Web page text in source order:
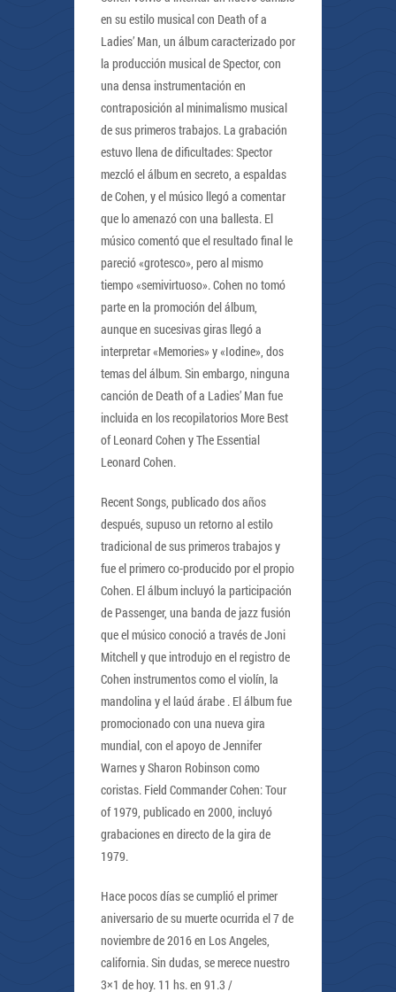
en su estilo musical con Death of a
Ladies’ Man, un álbum caracterizado por
la producción musical de Spector, con
una densa instrumentación en
contraposición al minimalismo musical
de sus primeros trabajos. La grabación
estuvo llena de dificultades: Spector
mezcló el álbum en secreto, a espaldas
de Cohen, y el músico llegó a comentar
que lo amenazó con una ballesta. El
músico comentó que el resultado final le
pareció «grotesco», pero al mismo
tiempo «semivirtuoso». Cohen no tomó
parte en la promoción del álbum,
aunque en sucesivas giras llegó a
interpretar «Memories» y «Iodine», dos
temas del álbum. Sin embargo, ninguna
canción de Death of a Ladies’ Man fue
incluida en los recopilatorios More Best
of Leonard Cohen y The Essential
Leonard Cohen.
Recent Songs, publicado dos años
después, supuso un retorno al estilo
tradicional de sus primeros trabajos y
fue el primero co-producido por el propio
Cohen. El álbum incluyó la participación
de Passenger, una banda de jazz fusión
que el músico conoció a través de Joni
Mitchell y que introdujo en el registro de
Cohen instrumentos como el violín, la
mandolina y el laúd árabe . El álbum fue
promocionado con una nueva gira
mundial, con el apoyo de Jennifer
Warnes y Sharon Robinson como
coristas. Field Commander Cohen: Tour
of 1979, publicado en 2000, incluyó
grabaciones en directo de la gira de
1979.
Hace pocos días se cumplió el primer
aniversario de su muerte ocurrida el 7 de
noviembre de 2016 en Los Angeles,
california. Sin dudas, se merece nuestro
3×1 de hoy. 11 hs. en 91.3 /